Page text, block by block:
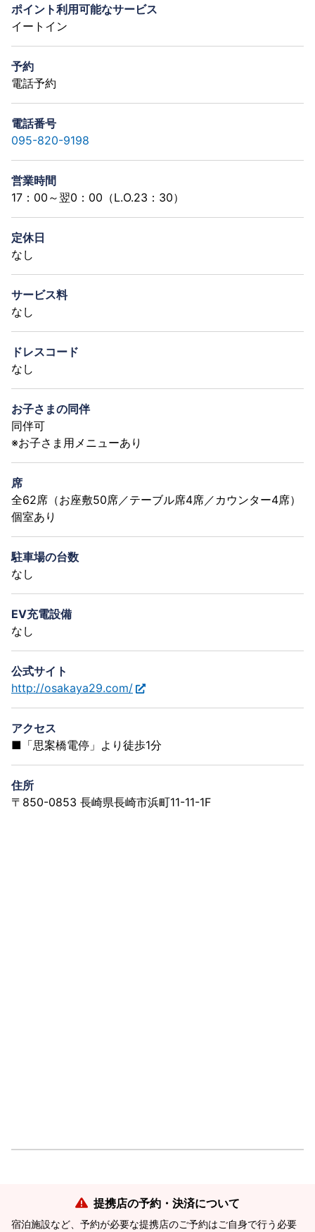
ポイント利用可能なサービス
イートイン
予約
電話予約
電話番号
095-820-9198
営業時間
17：00～翌0：00（L.O.23：30）
定休日
なし
サービス料
なし
ドレスコード
なし
お子さまの同伴
同伴可
※お子さま用メニューあり
席
全62席（お座敷50席／テーブル席4席／カウンター4席）
個室あり
駐車場の台数
なし
EV充電設備
なし
公式サイト
http://osakaya29.com/
アクセス
■「思案橋電停」より徒歩1分
住所
〒850-0853 長崎県長崎市浜町11-11-1F
提携店の予約・決済について
宿泊施設など、予約が必要な提携店のご予約はご自身で行う必要